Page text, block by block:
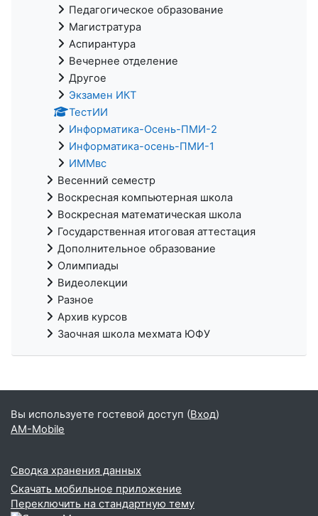
Педагогическое образование
Магистратура
Аспирантура
Вечернее отделение
Другое
Экзамен ИКТ
ТестИИ
Информатика-Осень-ПМИ-2
Информатика-осень-ПМИ-1
ИММвс
Весенний семестр
Воскресная компьютерная школа
Воскресная математическая школа
Государственная итоговая аттестация
Дополнительное образование
Олимпиады
Видеолекции
Разное
Архив курсов
Заочная школа мехмата ЮФУ
Вы используете гостевой доступ (Вход)
AM-Mobile
Сводка хранения данных
Скачать мобильное приложение
Переключить на стандартную тему